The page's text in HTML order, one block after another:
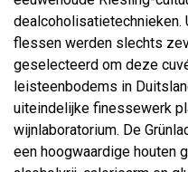
dealcoholisatietechnieken.
flessen werden slechts
geselecteerd om deze
leisteenbodems in
uiteindelijke finessewerk
wijnlaboratorium. De
een hoogwaardige houten